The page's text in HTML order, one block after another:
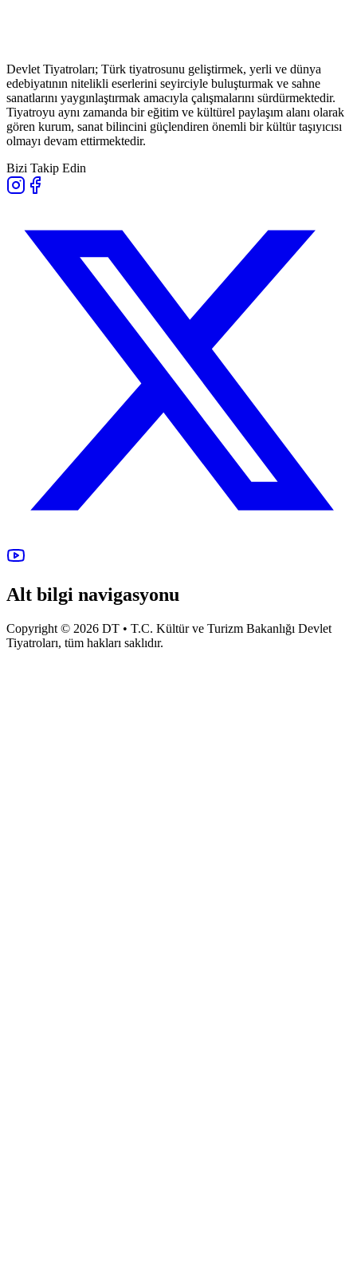
Devlet Tiyatroları; Türk tiyatrosunu geliştirmek, yerli ve dünya
edebiyatının nitelikli eserlerini seyirciyle buluşturmak ve sahne
sanatlarını yaygınlaştırmak amacıyla çalışmalarını sürdürmektedir.
Tiyatroyu aynı zamanda bir eğitim ve kültürel paylaşım alanı olarak
gören kurum, sanat bilincini güçlendiren önemli bir kültür taşıyıcısı
olmayı devam ettirmektedir.
Bizi Takip Edin
Alt bilgi navigasyonu
Copyright © 2026 DT • T.C. Kültür ve Turizm Bakanlığı Devlet
Tiyatroları, tüm hakları saklıdır.